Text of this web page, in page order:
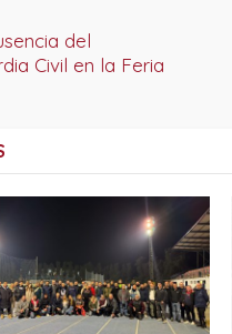
del
Civil en la Feria